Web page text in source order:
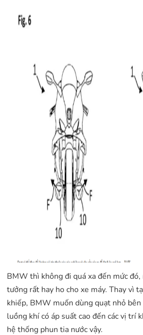
BMW thì không đi quá xa đến mức đó,
tưởng rất hay ho cho xe máy. Thay vì
khiếp, BMW muốn dùng quạt nhỏ
luồng khí có áp suất cao đến các vị trí
hệ thống phun tia nước vậy.